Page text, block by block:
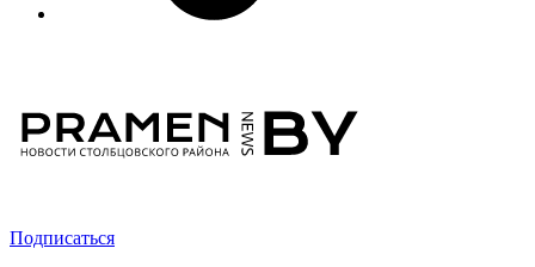
Подписаться